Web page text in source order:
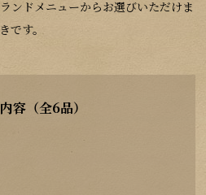
ンドメニューからお選びいただけま
です。
容（全6品）